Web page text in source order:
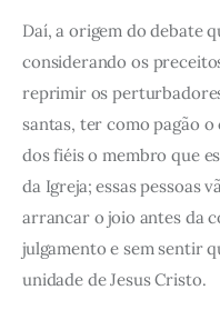
Daí, a origem do debate
considerando os
reprimir os
santas, ter como pagão
dos fiéis o membro que
da Igreja; essas pessoas
arrancar o joio antes da
julgamento e sem sentir
unidade de Jesus Cristo.